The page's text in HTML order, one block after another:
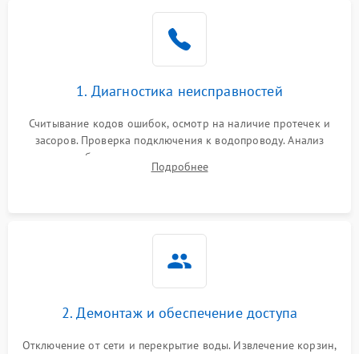
1. Диагностика неисправностей
Считывание кодов ошибок, осмотр на наличие протечек и
засоров. Проверка подключения к водопроводу. Анализ
жалоб на отсутствие слива, нагрева, вращения
разбрызгивателей или срабатывание системы защиты
Подробнее
2. Демонтаж и обеспечение доступа
Отключение от сети и перекрытие воды. Извлечение корзин,